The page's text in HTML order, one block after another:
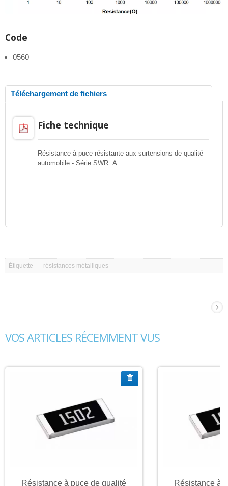
Code
0560
Téléchargement de fichiers
Fiche technique
Résistance à puce résistante aux surtensions de qualité
automobile - Série SWR..A
Étiquette résistances métalliques
VOS ARTICLES RÉCEMMENT VUS
Résistance à puce de qualité
Résistance à